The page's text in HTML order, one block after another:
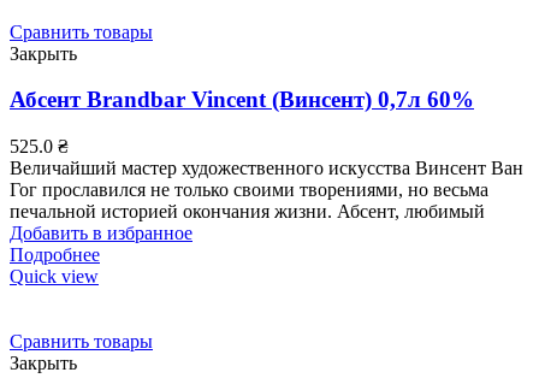
Сравнить товары
Закрыть
Абсент Brandbar Vincent (Винсент) 0,7л 60%
525.0 ₴
Величайший мастер художественного искусства Винсент Ван
Гог прославился не только своими творениями, но весьма
печальной историей окончания жизни. Абсент, любимый
Добавить в избранное
Подробнее
Quick view
Сравнить товары
Закрыть